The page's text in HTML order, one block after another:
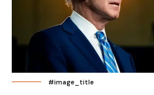
#image_title